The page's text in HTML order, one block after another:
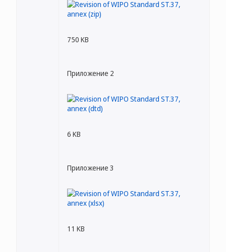
750 KB
Приложение 2
6 KB
Приложение 3
11 KB